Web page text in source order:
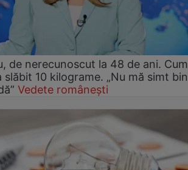
de nerecunoscut la 48 de ani. Cum
slăbit 10 kilograme. „Nu mă simt
Vedete românești